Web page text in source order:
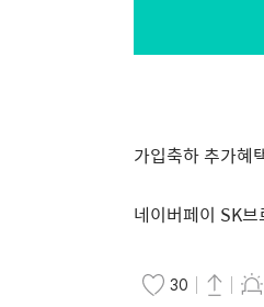
가입축하 추가혜
네이버페이 SK브
30